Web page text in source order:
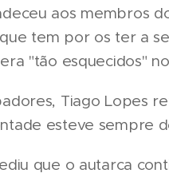
aos membros
tem por os ter a
"tão esquecidos"
Tiago Lopes
esteve sempre
que o autarca